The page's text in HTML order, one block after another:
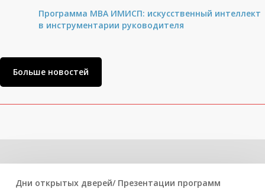
Программа MBA ИМИСП: искусственный интеллект
в инструментарии руководителя
Больше новостей
Дни открытых дверей/ Презентации программ